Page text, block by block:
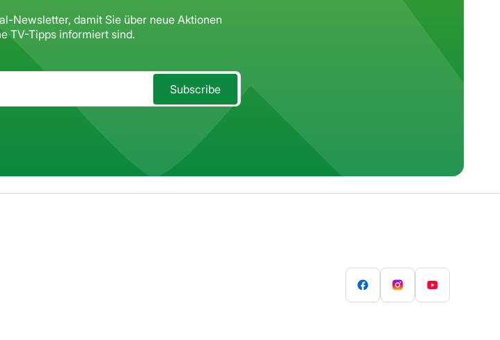
Newsletter, damit Sie über neue Aktionen
TV-Tipps informiert sind.
Subscribe